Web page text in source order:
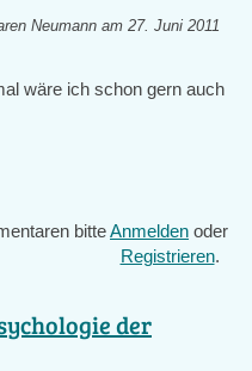
Neumann am 27. Juni 2011
wäre ich schon gern auch
bitteAnmelden oder
Registrieren.
der